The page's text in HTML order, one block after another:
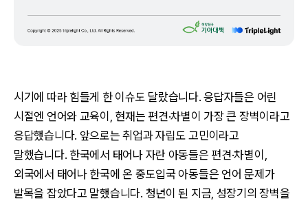
시기에 따라 힘들게 한 이슈도 달랐습니다. 응답자들은 어린
시절엔 언어와 교육이, 현재는 편견·차별이 가장 큰 장벽이라고
응답했습니다. 앞으로는 취업과 자립도 고민이라고
말했습니다. 한국에서 태어나 자란 아동들은 편견·차별이,
외국에서 태어나 한국에 온 중도입국 아동들은 언어 문제가
발목을 잡았다고 말했습니다. 청년이 된 지금, 성장기의 장벽을